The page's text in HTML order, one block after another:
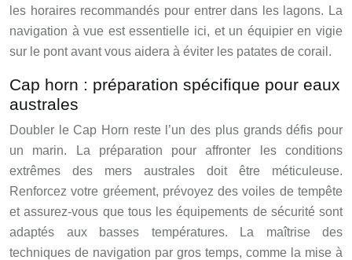
les horaires recommandés pour entrer dans les lagons. La
navigation à vue est essentielle ici, et un équipier en vigie
sur le pont avant vous aidera à éviter les patates de corail.
Cap horn : préparation spécifique pour eaux
australes
Doubler le Cap Horn reste l’un des plus grands défis pour
un marin. La préparation pour affronter les conditions
extrêmes des mers australes doit être méticuleuse.
Renforcez votre gréement, prévoyez des voiles de tempête
et assurez-vous que tous les équipements de sécurité sont
adaptés aux basses températures. La maîtrise des
techniques de navigation par gros temps, comme la mise à